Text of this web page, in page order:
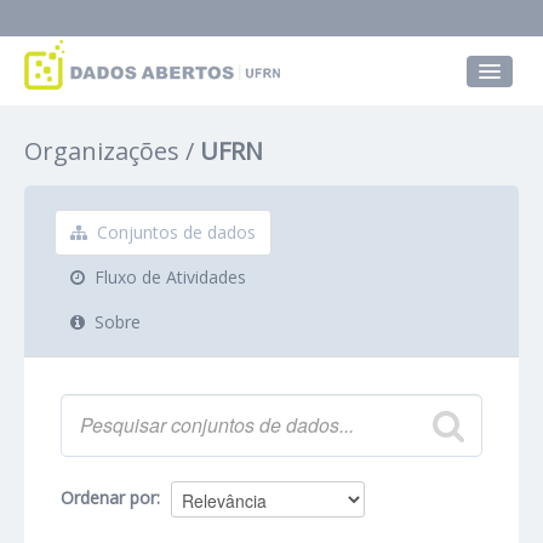
Grupos
Sobre
Organizações UFRN
Conjuntos de dados
Fluxo de Atividades
Sobre
Ordenar por